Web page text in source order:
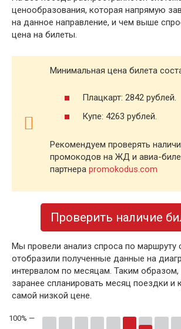
ценообразования, которая напрямую
на данное направление, и чем выше
цена на билеты.
Минимальная цена билета
Плацкарт: 2842 рублей.
Купе: 4263 рублей.
Рекомендуем проверять
промокодов на ЖД и авиа-
партнера promokodus.com
Проверить наличие
Мы провели анализ спроса по маршруту
отобразили полученные данные на
интервалом по месяцам. Таким
заранее спланировать месяц поездки и
самой низкой цене.